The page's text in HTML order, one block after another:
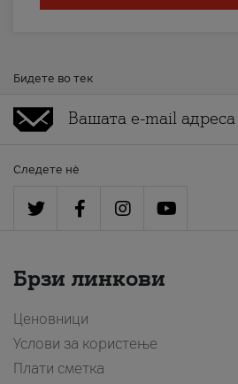
Бидете во тек
Следете нè
Брзи линкови
Ценовници
Услови за користење
Плати сметка